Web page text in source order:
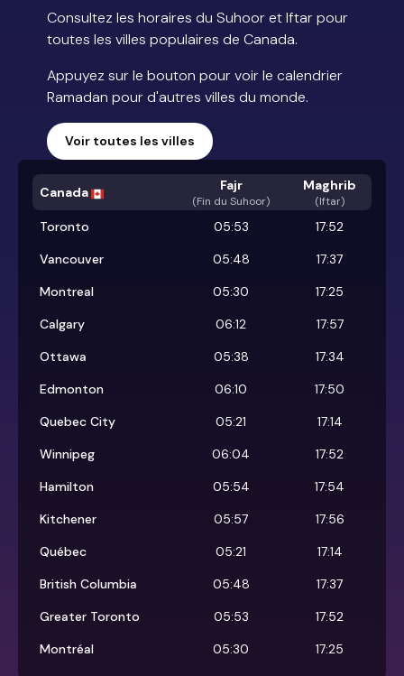
Consultez les horaires du Suhoor et Iftar pour
toutes les villes populaires de Canada.
Appuyez sur le bouton pour voir le calendrier
Ramadan pour d'autres villes du monde.
Voir toutes les villes
Canada Fajr
(Fin du Suhoor)
Maghrib
(Iftar)
Toronto 05:53
17:52
Vancouver
05:48
17:37
Montreal
05:30
17:25
Calgary
06:12
17:57
Ottawa
05:38
17:34
Edmonton
06:10
17:50
Quebec City
05:21
17:14
Winnipeg
06:04
17:52
Hamilton
05:54
17:54
Kitchener
05:57
17:56
Québec
05:21
17:14
British Columbia
05:48
17:37
Greater Toronto
05:53
17:52
Montréal
05:30 17:25